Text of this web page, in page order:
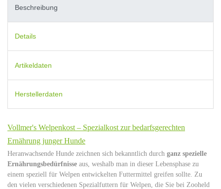
Beschreibung
Details
Artikeldaten
Herstellerdaten
Vollmer's Welpenkost – Spezialkost zur bedarfsgerechten
Ernährung junger Hunde
Heranwachsende Hunde zeichnen sich bekanntlich durch ganz spezielle
Ernährungsbedürfnisse aus, weshalb man in dieser Lebensphase zu
einem speziell für Welpen entwickelten Futtermittel greifen sollte. Zu
den vielen verschiedenen Spezialfuttern für Welpen, die Sie bei Zooheld